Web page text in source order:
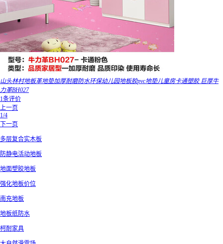
山头林村地板革地垫加厚耐磨防水环保幼儿园地板胶pvc地垫儿童房卡通塑胶 巨厚牛
力革BH027
1条评价
上一页
1/4
下一页
多层复合实木板
防静电活动地板
地面塑胶地板
强化地板价位
南充地板
地板纸防水
柯耐家具